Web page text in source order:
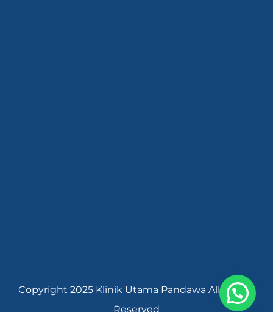
Copyright 2025 Klinik Utama Pandawa All Rights
Reserved